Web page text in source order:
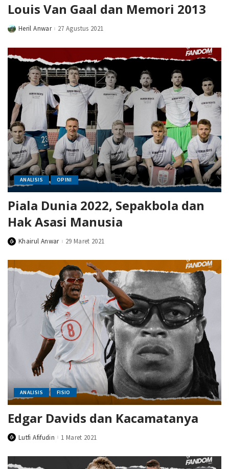
Louis Van Gaal dan Memori 2013
PostedHeril Anwar 27 Agustus 2021
ANALISIS OPINI
Piala Dunia 2022, Sepakbola dan
Hak Asasi Manusia
PostedKhairul Anwar 29 Maret 2021
ANALISIS FISIO
Edgar Davids dan Kacamatanya
PostedLutfi Afifudin 1 Maret 2021